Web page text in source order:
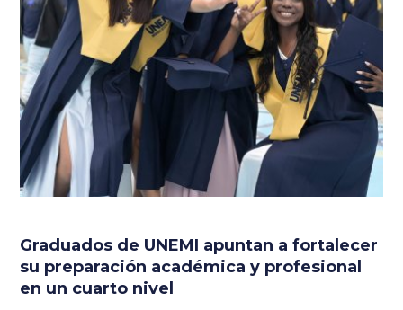
Graduados de UNEMI apuntan a fortalecer
su preparación académica y profesional
en un cuarto nivel